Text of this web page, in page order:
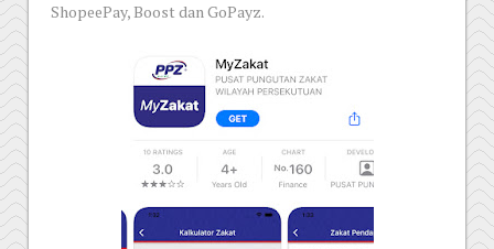
ShopeePay, Boost dan GoPayz.